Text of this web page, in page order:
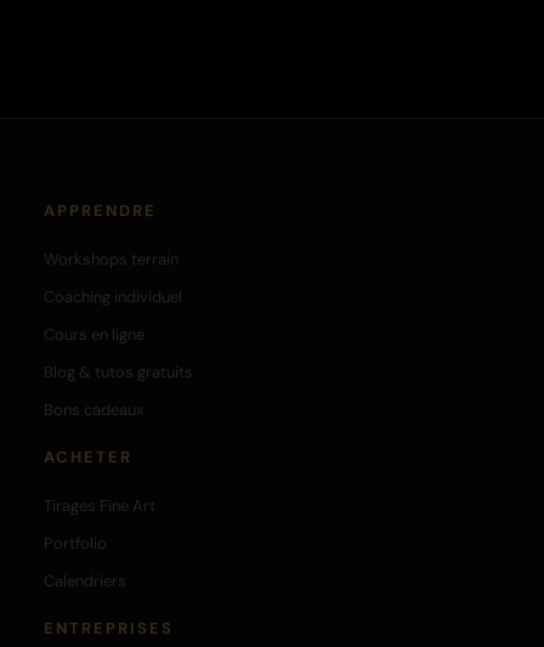
APPRENDRE
Workshops terrain
Coaching individuel
Cours en ligne
Blog & tutos gratuits
Bons cadeaux
ACHETER
Tirages Fine Art
Portfolio
Calendriers
ENTREPRISES